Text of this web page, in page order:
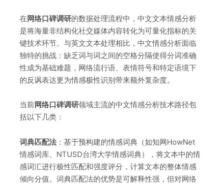
在网络口碑调研的数据处理流程中，中文文本情感分析
是将海量非结构化社交媒体内容转化为可量化指标的关
键技术环节。与英文文本处理相比，中文情感分析面临
独特的挑战：缺乏词与词之间的空格分隔使得分词准确
性成为基础难题，网络流行语、表情符号和特定语境下
的反讽表达更为情感极性识别带来额外复杂度。
当前网络口碑调研领域主流的中文情感分析技术路径包
括以下几类：
词典匹配法 ：基于预构建的情感词典（如知网HowNet
情感词库、NTUSD台湾大学情感词典），将文本中的情
感词汇进行极性匹配和强度评分，计算文本的整体情感
倾向分值。词典匹配法的优势是可解释性强，但对网络